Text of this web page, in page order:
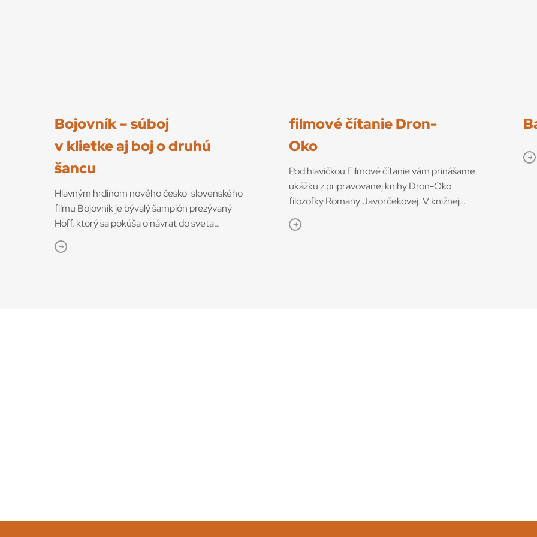
Bojovník – súboj
v klietke aj boj o druhú
šancu
Hlavným hrdinom nového česko-slovenského
filmu Bojovník je bývalý šampión prezývaný
Hoff, ktorý sa pokúša o návrat do sveta
bojových športov. V snímke režisérov Vojtěcha
Friča a Tomáša Dianišku ho stvárňuje Milan
stretnúť s obávaným súperom – Bélom
filmové čítanie Dron-
Oko
Pod hlavičkou Filmové čítanie vám prinášame
ukážku z pripravovanej knihy Dron-Oko
filozofky Romany Javorčekovej. V knižnej
edícii časopisu Kino-Ikon Cinestézia ju onedlho
vydá Slovenský filmový ústav. V knihe sa